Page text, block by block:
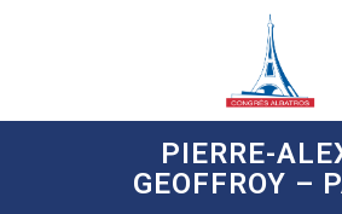
PIERRE-
GEOFFROY –